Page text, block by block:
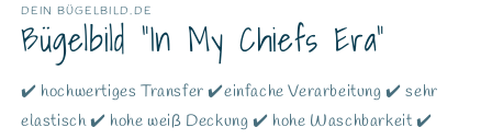
DEIN BÜGELBILD.DE
Bügelbild "In My Chiefs Era"
✔️ hochwertiges Transfer ✔️einfache Verarbeitung ✔️ sehr
elastisch ✔️ hohe weiß Deckung ✔️ hohe Waschbarkeit ✔️